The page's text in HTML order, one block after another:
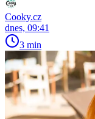
Cooky.cz
dnes, 09:41
3 min